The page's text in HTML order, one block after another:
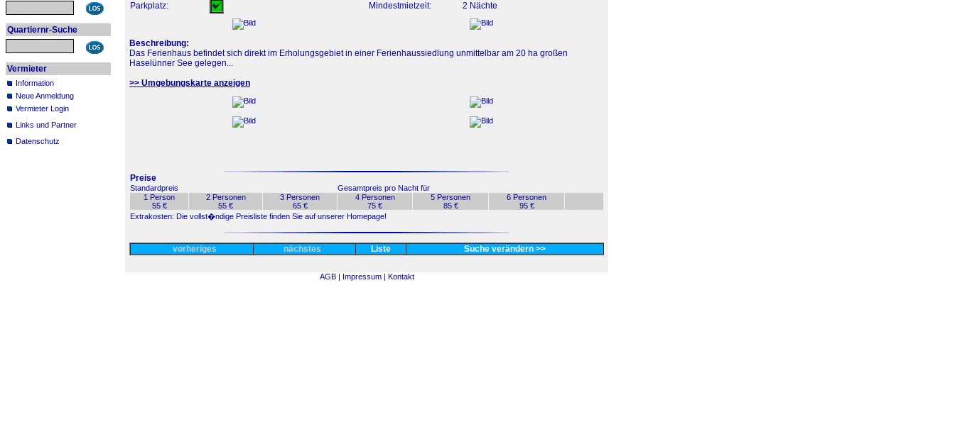
Quartiernr-Suche
Vermieter
Information
Neue Anmeldung
Vermieter Login
Links und Partner
Datenschutz
Parkplatz:
Mindestmietzeit: 2 Nächte
Beschreibung:
Das Ferienhaus befindet sich direkt im Erholungsgebiet in einer Ferienhaussiedlung unmittelbar am 20 ha großen
Haselünner See gelegen...
>> Umgebungskarte anzeigen
Preise
Standardpreis
Gesamtpreis pro Nacht für
1 Person
55 €
2 Personen
55 €
3 Personen
65 €
4 Personen
75 €
5 Personen
85 €
6 Personen
95 €
Extrakosten: Die vollst�ndige Preisliste finden Sie auf unserer Homepage!
vorheriges nächstes Liste Suche verändern >>
AGB | Impressum | Kontakt